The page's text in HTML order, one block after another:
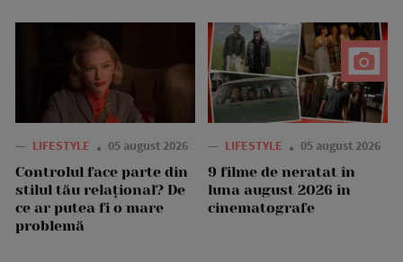
— LIFESTYLE 05 august 2026
Controlul face parte din
stilul tău relațional? De
ce ar putea fi o mare
problemă
— LIFESTYLE 05 august 2026
9 filme de neratat în
luna august 2026 în
cinematografe